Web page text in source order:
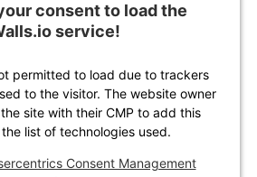
consent to load the
service!
permitted to load due to trackers
to the visitor. The website owner
site with their CMP to add this
list of technologies used.
Consent Management